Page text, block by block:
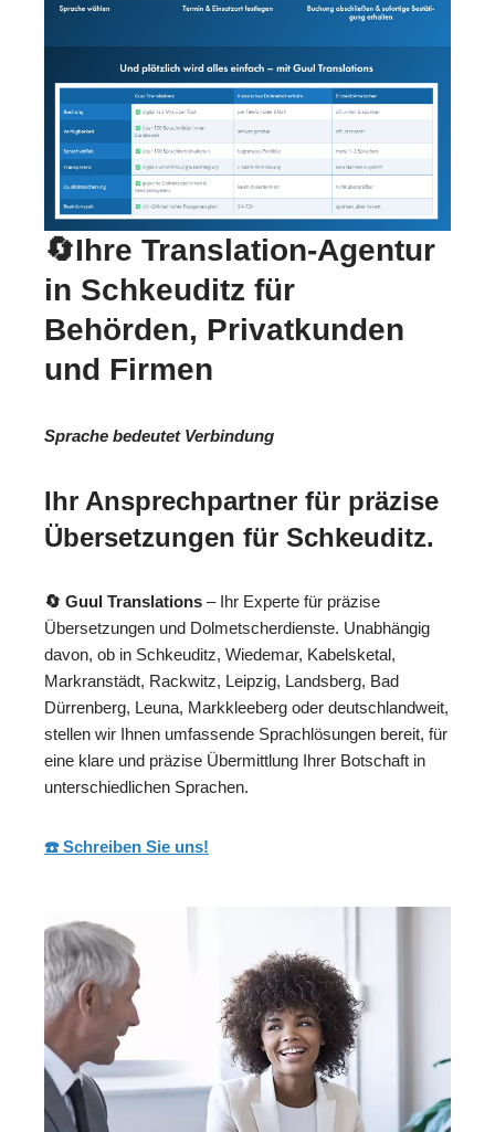
🔄Ihre Translation-Agentur
in Schkeuditz für
Behörden, Privatkunden
und Firmen
Sprache bedeutet Verbindung
Ihr Ansprechpartner für präzise
Übersetzungen für Schkeuditz.
🔄 Guul Translations – Ihr Experte für präzise
Übersetzungen und Dolmetscherdienste. Unabhängig
davon, ob in Schkeuditz, Wiedemar, Kabelsketal,
Markranstädt, Rackwitz, Leipzig, Landsberg, Bad
Dürrenberg, Leuna, Markkleeberg oder deutschlandweit,
stellen wir Ihnen umfassende Sprachlösungen bereit, für
eine klare und präzise Übermittlung Ihrer Botschaft in
unterschiedlichen Sprachen.
☎️ Schreiben Sie uns!